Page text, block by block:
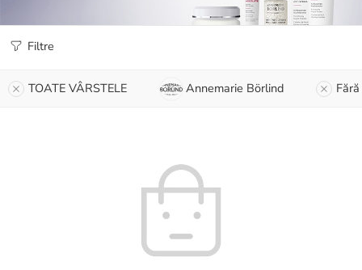
Filtre
TOATE VÂRSTELE Annemarie Börlind